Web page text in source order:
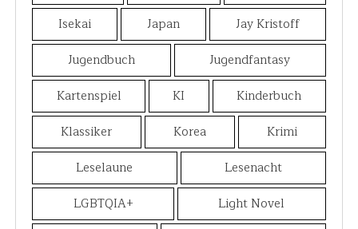
Isekai
Japan
Jay Kristoff
Jugendbuch
Jugendfantasy
Kartenspiel
KI
Kinderbuch
Klassiker
Korea
Krimi
Leselaune
Lesenacht
LGBTQIA+
Light Novel